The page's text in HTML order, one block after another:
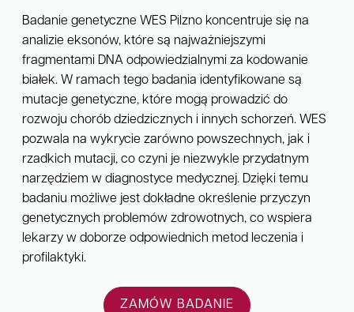
Badanie genetyczne WES Pilzno koncentruje się na
analizie eksonów, które są najważniejszymi
fragmentami DNA odpowiedzialnymi za kodowanie
białek. W ramach tego badania identyfikowane są
mutacje genetyczne, które mogą prowadzić do
rozwoju chorób dziedzicznych i innych schorzeń. WES
pozwala na wykrycie zarówno powszechnych, jak i
rzadkich mutacji, co czyni je niezwykle przydatnym
narzędziem w diagnostyce medycznej. Dzięki temu
badaniu możliwe jest dokładne określenie przyczyn
genetycznych problemów zdrowotnych, co wspiera
lekarzy w doborze odpowiednich metod leczenia i
profilaktyki.
ZAMÓW BADANIE